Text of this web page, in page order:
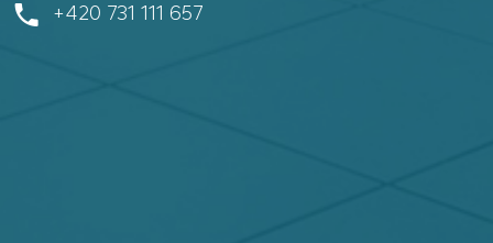
+420 731 111 657